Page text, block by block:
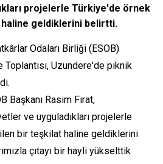
projelerle Türkiye'de örnek
geldiklerini belirtti.
Odaları Birliği (ESOB)
Toplantısı, Uzundere'de piknik
Başkanı Rasim Fırat,
ve uyguladıkları projelerle
bir teşkilat haline geldiklerini
çıtayı bir hayli yükselttik